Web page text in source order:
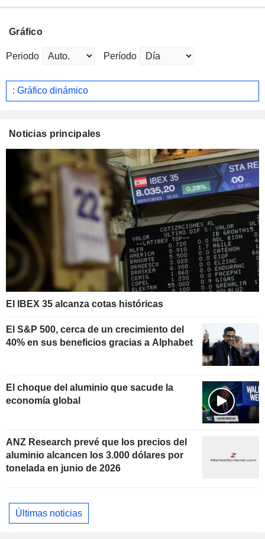
Gráfico
Periodo Período
: Gráfico dinámico
Noticias principales
El IBEX 35 alcanza cotas históricas
El S&P 500, cerca de un crecimiento del
40% en sus beneficios gracias a Alphabet
El choque del aluminio que sacude la
economía global
ANZ Research prevé que los precios del
aluminio alcancen los 3.000 dólares por
tonelada en junio de 2026
Últimas noticias